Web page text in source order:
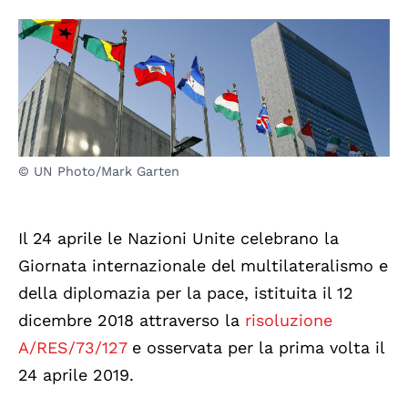
© UN Photo/Mark Garten
Il 24 aprile le Nazioni Unite celebrano la
Giornata internazionale del multilateralismo e
della diplomazia per la pace, istituita il 12
dicembre 2018 attraverso la risoluzione
A/RES/73/127e osservata per la prima volta il
24 aprile 2019.